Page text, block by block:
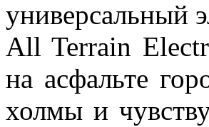
универсальный
All Terrain
на асфальте
холмы и